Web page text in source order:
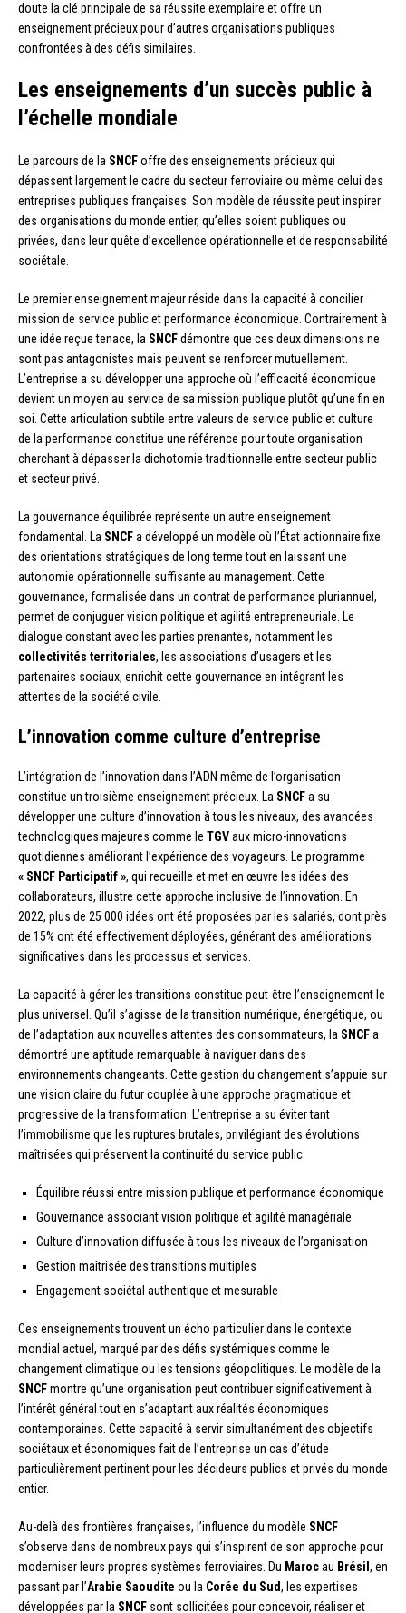
doute la clé principale de sa réussite exemplaire et offre un
enseignement précieux pour d’autres organisations publiques
confrontées à des défis similaires.
Les enseignements d’un succès public à
l’échelle mondiale
Le parcours de la SNCFoffre des enseignements précieux qui
dépassent largement le cadre du secteur ferroviaire ou même celui des
entreprises publiques françaises. Son modèle de réussite peut inspirer
des organisations du monde entier, qu’elles soient publiques ou
privées, dans leur quête d’excellence opérationnelle et de responsabilité
sociétale.
Le premier enseignement majeur réside dans la capacité à concilier
mission de service public et performance économique. Contrairement à
une idée reçue tenace, la SNCFdémontre que ces deux dimensions ne
sont pas antagonistes mais peuvent se renforcer mutuellement.
L’entreprise a su développer une approche où l’efficacité économique
devient un moyen au service de sa mission publique plutôt qu’une fin en
soi. Cette articulation subtile entre valeurs de service public et culture
de la performance constitue une référence pour toute organisation
cherchant à dépasser la dichotomie traditionnelle entre secteur public
et secteur privé.
La gouvernance équilibrée représente un autre enseignement
fondamental. La SNCFa développé un modèle où l’État actionnaire fixe
des orientations stratégiques de long terme tout en laissant une
autonomie opérationnelle suffisante au management. Cette
gouvernance, formalisée dans un contrat de performance pluriannuel,
permet de conjuguer vision politique et agilité entrepreneuriale. Le
dialogue constant avec les parties prenantes, notamment les
collectivités territoriales, les associations d’usagers et les
partenaires sociaux, enrichit cette gouvernance en intégrant les
attentes de la société civile.
L’innovation comme culture d’entreprise
L’intégration de l’innovation dans l’ADN même de l’organisation
constitue un troisième enseignement précieux. La SNCFa su
développer une culture d’innovation à tous les niveaux, des avancées
technologiques majeures comme le TGVaux micro-innovations
quotidiennes améliorant l’expérience des voyageurs. Le programme
« SNCF Participatif », qui recueille et met en œuvre les idées des
collaborateurs, illustre cette approche inclusive de l’innovation. En
2022, plus de 25 000 idées ont été proposées par les salariés, dont près
de 15% ont été effectivement déployées, générant des améliorations
significatives dans les processus et services.
La capacité à gérer les transitions constitue peut-être l’enseignement le
plus universel. Qu’il s’agisse de la transition numérique, énergétique, ou
de l’adaptation aux nouvelles attentes des consommateurs, la SNCFa
démontré une aptitude remarquable à naviguer dans des
environnements changeants. Cette gestion du changement s’appuie sur
une vision claire du futur couplée à une approche pragmatique et
progressive de la transformation. L’entreprise a su éviter tant
l’immobilisme que les ruptures brutales, privilégiant des évolutions
maîtrisées qui préservent la continuité du service public.
Équilibre réussi entre mission publique et performance économique
Gouvernance associant vision politique et agilité managériale
Culture d’innovation diffusée à tous les niveaux de l’organisation
Gestion maîtrisée des transitions multiples
Engagement sociétal authentique et mesurable
Ces enseignements trouvent un écho particulier dans le contexte
mondial actuel, marqué par des défis systémiques comme le
changement climatique ou les tensions géopolitiques. Le modèle de la
SNCFmontre qu’une organisation peut contribuer significativement à
l’intérêt général tout en s’adaptant aux réalités économiques
contemporaines. Cette capacité à servir simultanément des objectifs
sociétaux et économiques fait de l’entreprise un cas d’étude
particulièrement pertinent pour les décideurs publics et privés du monde
entier.
Au-delà des frontières françaises, l’influence du modèle SNCF
s’observe dans de nombreux pays qui s’inspirent de son approche pour
moderniser leurs propres systèmes ferroviaires. Du Marocau Brésil , en
passant par l’Arabie Saoudite ou la Corée du Sud, les expertises
développées par la SNCF sont sollicitées pour concevoir, réaliser et